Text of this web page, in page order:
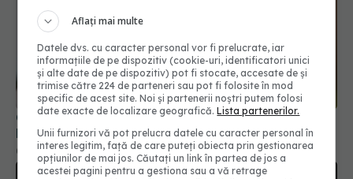
Ce trebuie să știi despre contraceptivele
hormonale
07 apr 2026, 20:49
Aflați mai multe
Datele dvs. cu caracter personal vor fi prelucrate, iar
informațiile de pe dispozitiv (cookie-uri, identificatori unici
și alte date de pe dispozitiv) pot fi stocate, accesate de și
trimise către 224 de parteneri sau pot fi folosite în mod
specific de acest site. Noi și partenerii noștri putem folosi
date exacte de localizare geografică.Lista partenerilor.
Unii furnizori vă pot prelucra datele cu caracter personal în
interes legitim, față de care puteți obiecta prin gestionarea
opțiunilor de mai jos. Căutați un link în partea de jos a
acestei pagini pentru a gestiona sau a vă retrage